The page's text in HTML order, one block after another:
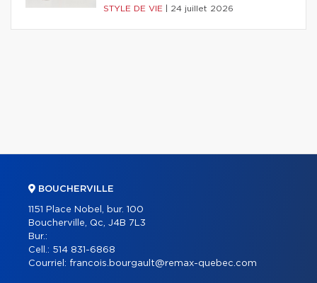
STYLE DE VIE 24 juillet 2026
BOUCHERVILLE
1151 Place Nobel, bur. 100
Boucherville, Qc, J4B 7L3
Bur.:
Cell.: 514 831-6868
Courriel: francois.bourgault@remax-quebec.com